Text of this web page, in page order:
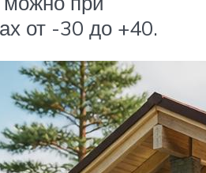
от -30 до +40.